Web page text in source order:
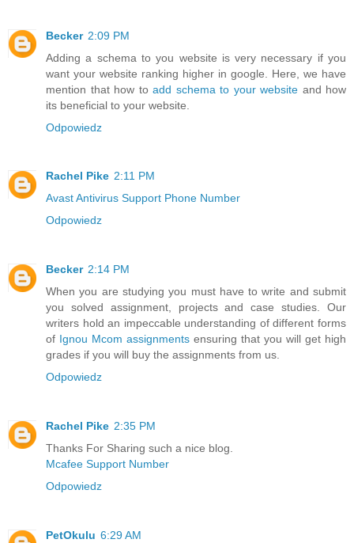
Becker 2:09 PM
Adding a schema to you website is very necessary if you
want your website ranking higher in google. Here, we have
mention that how to add schema to your website and how
its beneficial to your website.
Odpowiedz
Rachel Pike 2:11 PM
Avast Antivirus Support Phone Number
Odpowiedz
Becker 2:14 PM
When you are studying you must have to write and submit
you solved assignment, projects and case studies. Our
writers hold an impeccable understanding of different forms
of Ignou Mcom assignments ensuring that you will get high
grades if you will buy the assignments from us.
Odpowiedz
Rachel Pike 2:35 PM
Thanks For Sharing such a nice blog.
Mcafee Support Number
Odpowiedz
PetOkulu 6:29 AM